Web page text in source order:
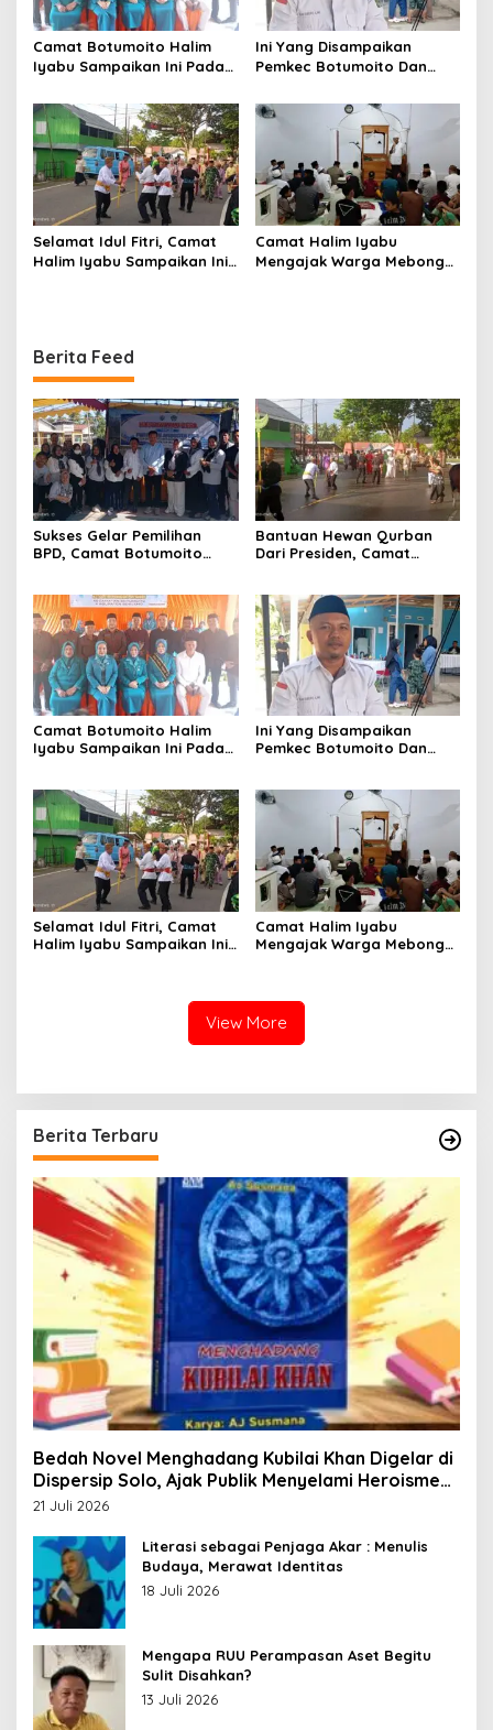
Camat Botumoito Halim
Iyabu Sampaikan Ini Pada
Botumoito
Ini Yang Disampaikan
Pemkec Botumoito Dan
Terhadap TMMD
Selamat Idul Fitri, Camat
Halim Iyabu Sampaikan Ini
Camat Halim Iyabu
Mengajak Warga Mebongo
Berita Feed
Sukses Gelar Pemilihan
BPD, Camat Botumoito
Bantuan Hewan Qurban
Dari Presiden, Camat
Camat Botumoito Halim
Iyabu Sampaikan Ini Pada
Ini Yang Disampaikan
Pemkec Botumoito Dan
Selamat Idul Fitri, Camat
Halim Iyabu Sampaikan Ini
Camat Halim Iyabu
Mengajak Warga Mebongo
View More
Berita Terbaru
Bedah Novel Menghadang Kubilai Khan Digelar di
Dispersip Solo, Ajak Publik Menyelami Heroisme
Leluhur Nusantara
21 Juli 2026
Literasi sebagai Penjaga Akar : Menulis
Budaya, Merawat Identitas
18 Juli 2026
Mengapa RUU Perampasan Aset Begitu
Sulit Disahkan?
13 Juli 2026